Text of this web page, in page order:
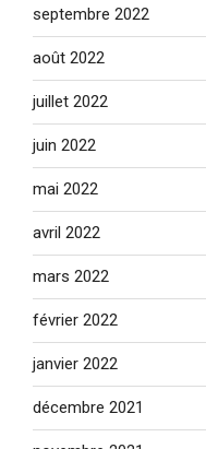
septembre 2022
août 2022
juillet 2022
juin 2022
mai 2022
avril 2022
mars 2022
février 2022
janvier 2022
décembre 2021